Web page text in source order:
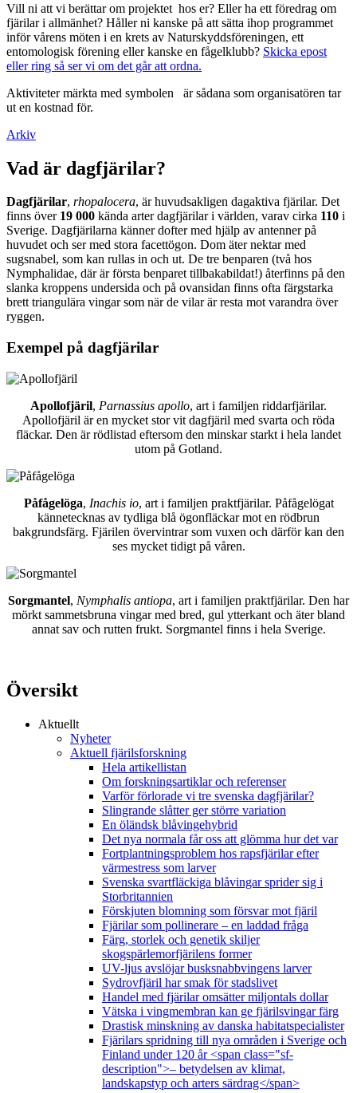
Vill ni att vi berättar om projektet hos er? Eller ha ett föredrag om
fjärilar i allmänhet? Håller ni kanske på att sätta ihop programmet
inför vårens möten i en krets av Naturskyddsföreningen, ett
entomologisk förening eller kanske en fågelklubb? Skicka epost
eller ring så ser vi om det går att ordna.
Aktiviteter märkta med symbolen
är sådana som organisatören tar
ut en kostnad för.
Arkiv
Vad är dagfjärilar?
Dagfjärilar, rhopalocera, är huvudsakligen dagaktiva fjärilar. Det
finns över 19 000 kända arter dagfjärilar i världen, varav cirka 110 i
Sverige. Dagfjärilarna känner dofter med hjälp av antenner på
huvudet och ser med stora facettögon. Dom äter nektar med
sugsnabel, som kan rullas in och ut. De tre benparen (två hos
Nymphalidae, där är första benparet tillbakabildat!) återfinns på den
slanka kroppens undersida och på ovansidan finns ofta färgstarka
brett triangulära vingar som när de vilar är resta mot varandra över
ryggen.
Exempel på dagfjärilar
Apollofjäril, Parnassius apollo, art i familjen riddarfjärilar.
Apollofjäril är en mycket stor vit dagfjäril med svarta och röda
fläckar. Den är rödlistad eftersom den minskar starkt i hela landet
utom på Gotland.
Påfågelöga, Inachis io, art i familjen praktfjärilar. Påfågelögat
kännetecknas av tydliga blå ögonfläckar mot en rödbrun
bakgrundsfärg. Fjärilen övervintrar som vuxen och därför kan den
ses mycket tidigt på våren.
Sorgmantel, Nymphalis antiopa, art i familjen praktfjärilar. Den har
mörkt sammetsbruna vingar med bred, gul ytterkant och äter bland
annat sav och rutten frukt. Sorgmantel finns i hela Sverige.
Översikt
Aktuellt
Nyheter
Aktuell fjärilsforskning
Hela artikellistan
Om forskningsartiklar och referenser
Varför förlorade vi tre svenska dagfjärilar?
Slingrande slåtter ger större variation
En öländsk blåvingehybrid
Det nya normala får oss att glömma hur det var
Fortplantningsproblem hos rapsfjärilar efter
värmestress som larver
Svenska svartfläckiga blåvingar sprider sig i
Storbritannien
Förskjuten blomning som försvar mot fjäril
Fjärilar som pollinerare – en laddad fråga
Färg, storlek och genetik skiljer
skogspärlemorfjärilens former
UV-ljus avslöjar busksnabbvingens larver
Sydrovfjäril har smak för stadslivet
Handel med fjärilar omsätter miljontals dollar
Vätska i vingmembran kan ge fjärilsvingar färg
Drastisk minskning av danska habitatspecialister
Fjärilars spridning till nya områden i Sverige och
Finland under 120 år <span class="sf-
description">– betydelsen av klimat,
landskapstyp och arters särdrag</span>